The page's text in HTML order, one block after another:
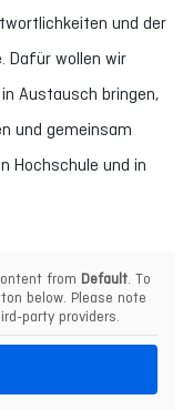
und der
Dafür wollen wir
Austausch bringen,
und gemeinsam
Hochschule und in
from Default. To
below. Please note
party providers.